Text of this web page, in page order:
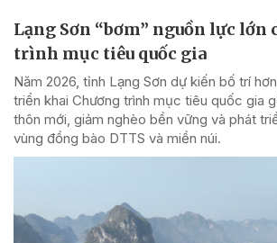
Lạng Sơn “bơm” nguồn lực lớn
trình mục tiêu quốc gia
Năm 2026, tỉnh Lạng Sơn dự kiến bố trí
triển khai Chương trình mục tiêu quốc gia
thôn mới, giảm nghèo bền vững và phát
vùng đồng bào DTTS và miền núi.